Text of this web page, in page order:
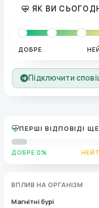
ЯК ВИ
ДОБРЕ
Підключити
ПЕРШІ ВІДПОВІДІ
ДОБРЕ 0%
ВПЛИВ НА ОРГАНІЗМ
Магнітні бурі